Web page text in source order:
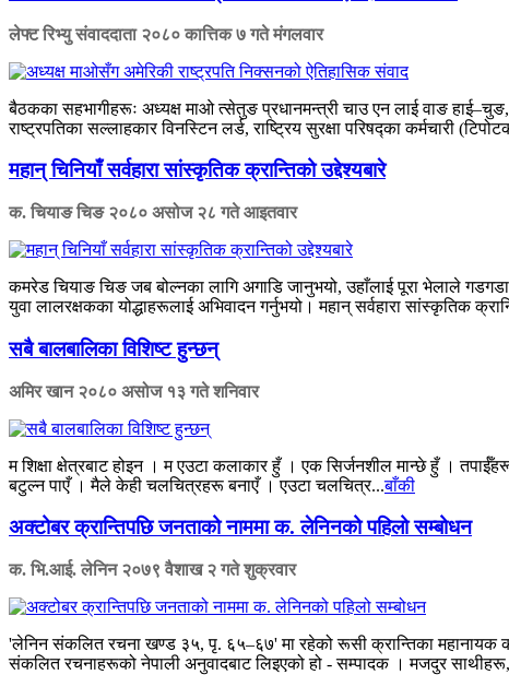
लेफ्ट रिभ्यु संवाददाता २०८० कात्तिक ७ गते मंगलवार
बैठकका सहभागीहरूः अध्यक्ष माओ त्सेतुङ प्रधानमन्त्री चाउ एन लाई वाङ हाई–चुङ,
राष्ट्रपतिका सल्लाहकार विनस्टिन लर्ड, राष्ट्रिय सुरक्षा परिषद्का कर्मचारी
महान् चिनियाँ सर्वहारा सांस्कृतिक क्रान्तिको उद्देश्यबारे
क. चियाङ चिङ २०८० असोज २८ गते आइतवार
कमरेड चियाङ चिङ जब बोल्नका लागि अगाडि जानुभयो, उहाँलाई पूरा भेलाले
युवा लालरक्षकका योद्धाहरूलाई अभिवादन गर्नुभयो। महान् सर्वहारा सांस्कृतिक
सबै बालबालिका विशिष्ट हुन्छन्
अमिर खान २०८० असोज १३ गते शनिवार
म शिक्षा क्षेत्रबाट होइन । म एउटा कलाकार हुँ । एक सिर्जनशील मान्छे हुँ ।
बटुल्न पाएँ । मैले केही चलचित्रहरू बनाएँ । एउटा चलचित्र...बाँकी
अक्टोबर क्रान्तिपछि जनताको नाममा क. लेनिनको पहिलो सम्बोधन
क. भि.आई. लेनिन २०७९ वैशाख २ गते शुक्रवार
'लेनिन संकलित रचना खण्ड ३५, पृ. ६५–६७' मा रहेको रूसी क्रान्तिका महानायक क.
संकलित रचनाहरूको नेपाली अनुवादबाट लिइएको हो - सम्पादक । मजदुर